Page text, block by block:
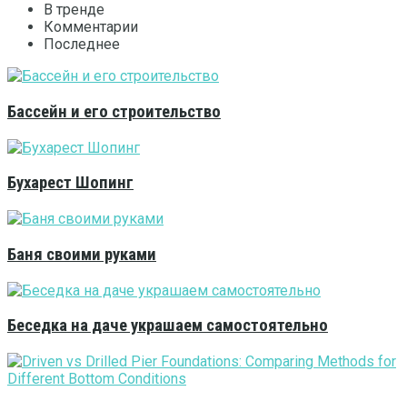
В тренде
Комментарии
Последнее
Бассейн и его строительство
Бухарест Шопинг
Баня своими руками
Беседка на даче украшаем самостоятельно